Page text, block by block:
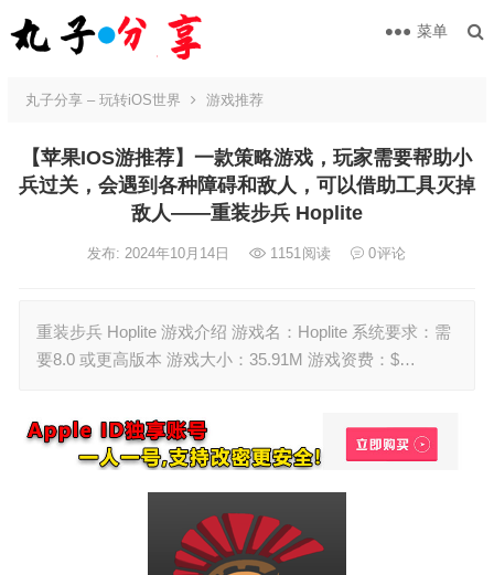
菜单
丸子分享 – 玩转iOS世界 游戏推荐
【苹果IOS游推荐】一款策略游戏，玩家需要帮助小
兵过关，会遇到各种障碍和敌人，可以借助工具灭掉
敌人——重装步兵 Hoplite
发布: 2024年10月14日 1151阅读 0评论
重装步兵 Hoplite 游戏介绍 游戏名：Hoplite 系统要求：需
要8.0 或更高版本 游戏大小：35.91M 游戏资费：$…